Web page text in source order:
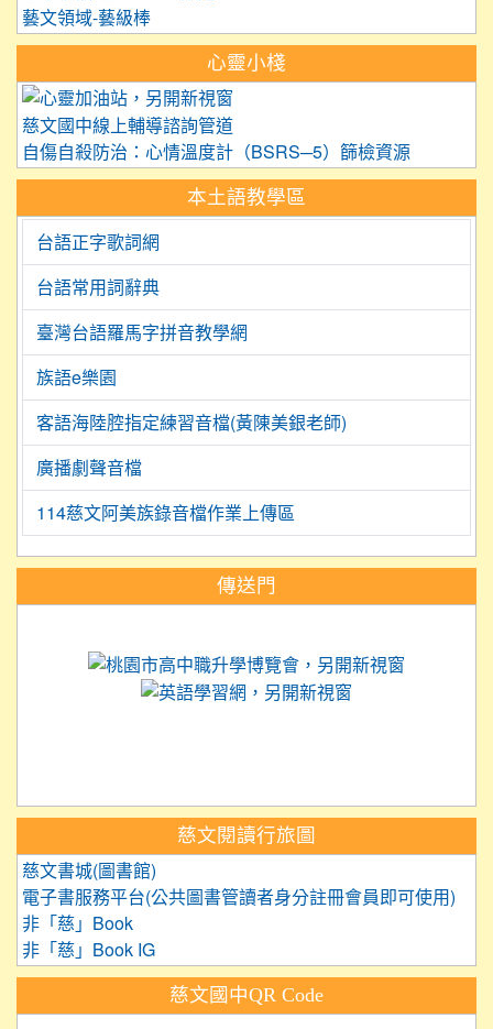
藝文領域-藝級棒
心靈小棧
慈文國中線上輔導諮詢管道
自傷自殺防治：心情溫度計（BSRS─5）篩檢資源
本土語教學區
台語正字歌詞網
台語常用詞辭典
臺灣台語羅馬字拼音教學網
族語e樂園
客語海陸腔指定練習音檔(黃陳美銀老師)
廣播劇聲音檔
114慈文阿美族錄音檔作業上傳區
傳送門
慈文閱讀行旅圖
慈文書城(圖書館)
電子書服務平台(公共圖書管讀者身分註冊會員即可使用)
非「慈」Book
非「慈」Book IG
慈文國中QR Code